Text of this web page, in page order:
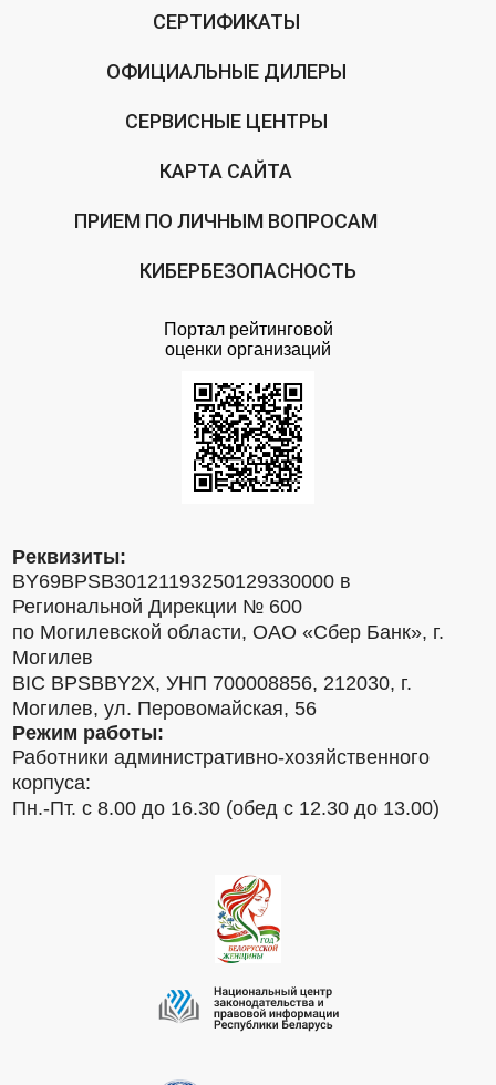
СЕРТИФИКАТЫ
ОФИЦИАЛЬНЫЕ ДИЛЕРЫ
СЕРВИСНЫЕ ЦЕНТРЫ
КАРТА САЙТА
ПРИЕМ ПО ЛИЧНЫМ ВОПРОСАМ
КИБЕРБЕЗОПАСНОСТЬ
Портал рейтинговой
оценки организаций
Реквизиты:
BY69BPSB30121193250129330000 в
Региональной Дирекции № 600
по Могилевской области, ОАО «Сбер Банк», г.
Могилев
BIC BPSBBY2X, УНП 700008856, 212030, г.
Могилев, ул. Перовомайская, 56
Режим работы:
Работники административно-хозяйственного
корпуса:
Пн.-Пт. с 8.00 до 16.30 (обед с 12.30 до 13.00)